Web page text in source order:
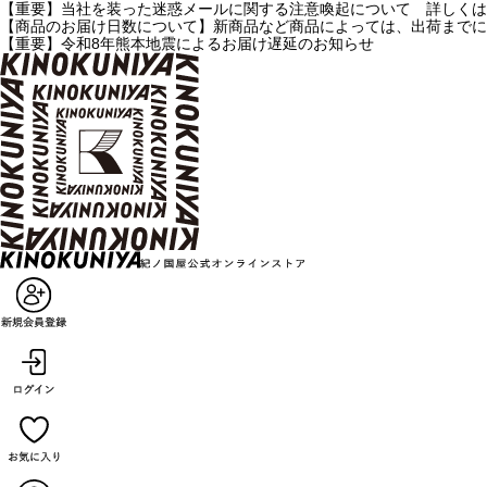
【重要】当社を装った迷惑メールに関する注意喚起について 詳しく
【商品のお届け日数について】新商品など商品によっては、出荷ま
【重要】令和8年熊本地震によるお届け遅延のお知らせ